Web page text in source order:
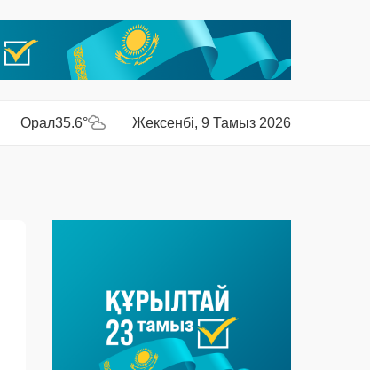
Орал35.6° Жексенбі, 9 Тамыз 2026